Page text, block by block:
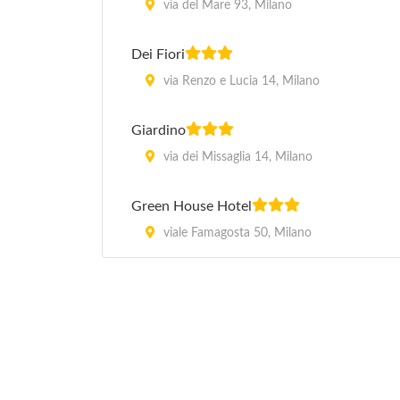
via del Mare 93, Milano
Dei Fiori
via Renzo e Lucia 14, Milano
Giardino
via dei Missaglia 14, Milano
Green House Hotel
viale Famagosta 50, Milano